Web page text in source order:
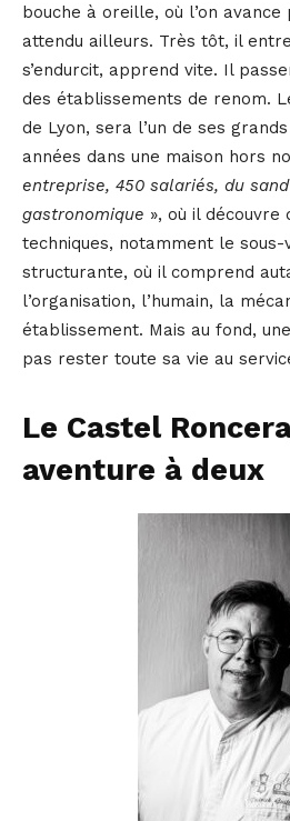
bouche à oreille, où l’on avance
attendu ailleurs. Très tôt, il
s’endurcit, apprend vite. Il
des établissements de renom.
de Lyon, sera l’un de ses
années dans une maison hors
entreprise, 450 salariés, du
gastronomique », où il découvre
techniques, notamment le sous-
structurante, où il comprend
l’organisation, l’humain, la
établissement. Mais au fond,
pas rester toute sa vie au
Le Castel
aventure à deux